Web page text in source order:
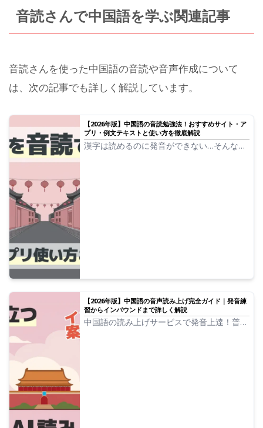
音読さんで中国語を学ぶ関連記事
音読さんを使った中国語の音読や音声作成について
は、次の記事でも詳しく解説しています。
【2026年版】中国語の音読勉強法！おすすめサイト・ア
プリ・例文テキストと使い方を徹底解説
漢字は読めるのに発音ができない…そんな悩
【2026年版】中国語の音声読み上げ完全ガイド｜発音練
習からインバウンドまで詳しく解説
中国語の読み上げサービスで発音上達！普通